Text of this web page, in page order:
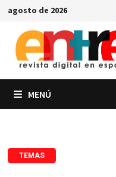
Saltar
contenido
agosto de 2026
MENÚ
TEMAS